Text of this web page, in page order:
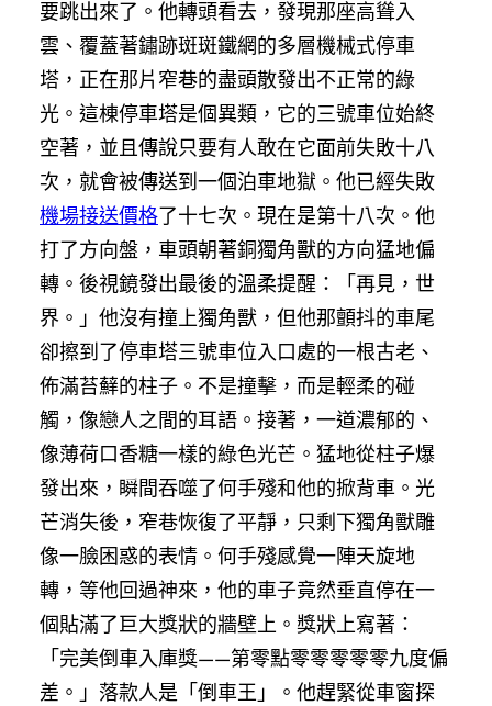
要跳出來了。他轉頭看去，發現那座高聳入
雲、覆蓋著鏽跡斑斑鐵網的多層機械式停車
塔，正在那片窄巷的盡頭散發出不正常的綠
光。這棟停車塔是個異類，它的三號車位始終
空著，並且傳說只要有人敢在它面前失敗十八
次，就會被傳送到一個泊車地獄。他已經失敗
機場接送價格了十七次。現在是第十八次。他
打了方向盤，車頭朝著銅獨角獸的方向猛地偏
轉。後視鏡發出最後的溫柔提醒：「再見，世
界。」他沒有撞上獨角獸，但他那顫抖的車尾
卻擦到了停車塔三號車位入口處的一根古老、
佈滿苔蘚的柱子。不是撞擊，而是輕柔的碰
觸，像戀人之間的耳語。接著，一道濃郁的、
像薄荷口香糖一樣的綠色光芒。猛地從柱子爆
發出來，瞬間吞噬了何手殘和他的掀背車。光
芒消失後，窄巷恢復了平靜，只剩下獨角獸雕
像一臉困惑的表情。何手殘感覺一陣天旋地
轉，等他回過神來，他的車子竟然垂直停在一
個貼滿了巨大獎狀的牆壁上。獎狀上寫著：
「完美倒車入庫獎——第零點零零零零零九度偏
差。」落款人是「倒車王」。他趕緊從車窗探